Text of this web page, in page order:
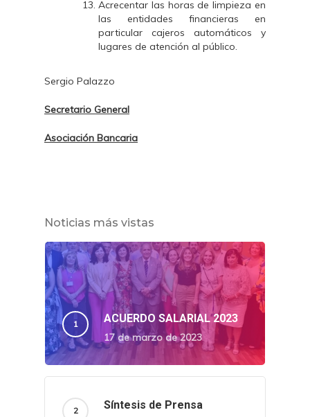
Acrecentar las horas de limpieza en
las entidades financieras en
particular cajeros automáticos y
lugares de atención al público.
Sergio Palazzo
Secretario General
Asociación Bancaria
Noticias más vistas
ACUERDO SALARIAL 2023
17 de marzo de 2023
Síntesis de Prensa